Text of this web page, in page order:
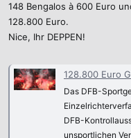
n
:
148 Bengalos à 600 Euro
128.800 Euro.
Nice, Ihr DEPPEN!
128.800 Euro
Das DFB-
DFB-
unsportlichen